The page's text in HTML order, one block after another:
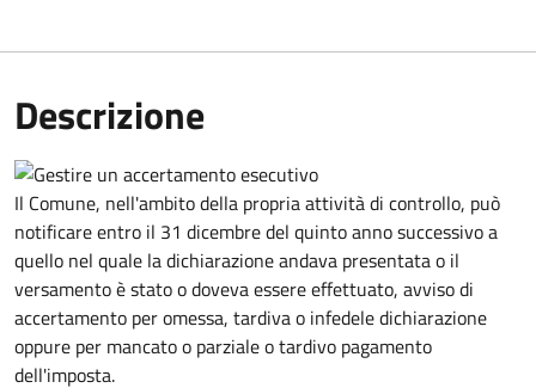
Descrizione
Il Comune, nell'ambito della propria attività di controllo, può
notificare entro il 31 dicembre del quinto annosuccessivo a
quello nel quale la dichiarazione andava presentata o il
versamento è stato o doveva essere effettuato, avviso di
accertamento per omessa, tardiva o infedele dichiarazione
oppure per mancato o parziale o tardivo pagamento
dell'imposta.